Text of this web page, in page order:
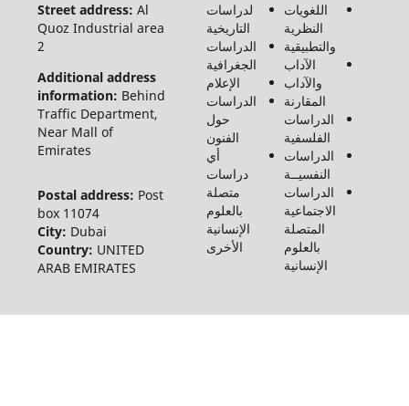
اللغويات
الآداب
الدراسات
الدراسات
الدراسات
لدراسات
التاريخية
الدراسات
الجغرافية
الإعلام
الدراسات
حول
الفنون
أي
دراسات
متصلة
بالعلوم
الإنسانية
الأخرى
Street address:
Quoz Industrial area
Additional address
information:
Behind
Traffic Department,
Near Mall of
Postal address:
Post
box 11074
City:
Country:
ARAB EMIRATES
لـ مجلة
الإنسانيات
والاجتماع
©2026